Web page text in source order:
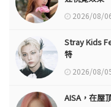
2026/08/
Stray Kids
特
2026/08/
AISA，在屋